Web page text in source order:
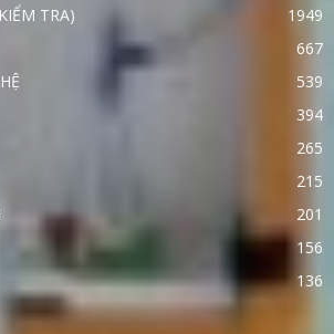
TRA)
1949
667
539
394
265
215
201
156
136